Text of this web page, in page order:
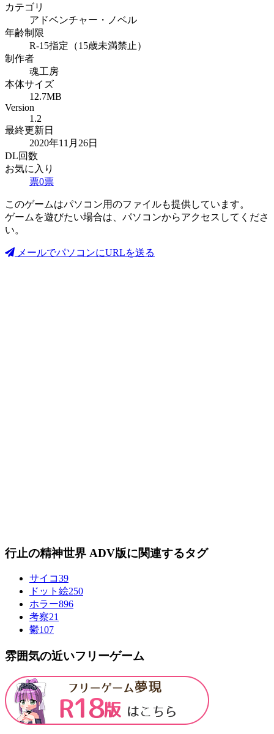
カテゴリ
アドベンチャー・ノベル
年齢制限
R-15指定（15歳未満禁止）
制作者
魂工房
本体サイズ
12.7MB
Version
1.2
最終更新日
2020年11月26日
DL回数
お気に入り
票0票
このゲームはパソコン用のファイルも提供しています。
ゲームを遊びたい場合は、パソコンからアクセスしてくださ
い。
メールでパソコンにURLを送る
行止の精神世界 ADV版に関連するタグ
サイコ39
ドット絵250
ホラー896
考察21
鬱107
雰囲気の近いフリーゲーム